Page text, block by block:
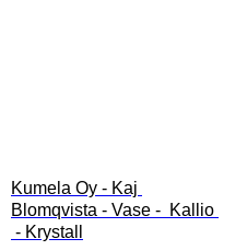
Kumela Oy - Kaj
Blomqvista - Vase -  Kallio
- Krystall